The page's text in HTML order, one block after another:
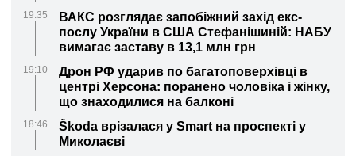
19:35
ВАКС розглядає запобіжний захід екс-
послу України в США Стефанішиній: НАБУ
вимагає заставу в 13,1 млн грн
19:10
Дрон РФ ударив по багатоповерхівці в
центрі Херсона: поранено чоловіка і жінку,
що знаходилися на балконі
18:46
Škoda врізалася у Smart на проспекті у
Миколаєві